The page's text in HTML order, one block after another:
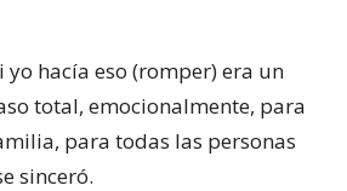
yo hacía eso (romper) era un
total, emocionalmente, para
para todas las personas
sinceró.